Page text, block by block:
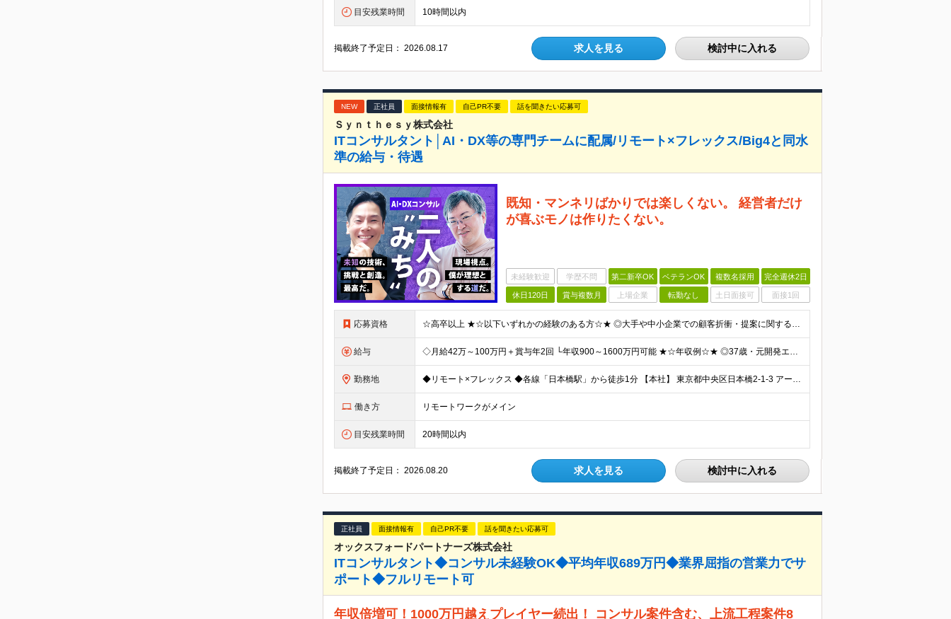
目安残業時間 10時間以内
掲載終了予定日：2026.08.17 求人を見る 検討中に入れる
NEW 正社員 面接情報有 自己PR不要 話を聞きたい応募可
Ｓｙｎｔｈｅｓｙ株式会社
ITコンサルタント│AI・DX等の専門チームに配属/リモート×フレックス/Big4と同水
準の給与・待遇
既知・マンネリばかりでは楽しくない。 経営者だけ
が喜ぶモノは作りたくない。
未経験歓迎 学歴不問 第二新卒OK ベテランOK 複数名採用 完全週休2日
休日120日 賞与複数月 上場企業 転勤なし 土日面接可 面接1回
応募資格 ☆高卒以上 ★☆以下いずれかの経験のある方☆★ ◎大手や中小企業での顧客折衝・提案に関する経験 ◎SIerや事業会社における上流工程（顧客折衝・提案等）の経験 ◎PL・PMの実務経験 ◎コンサルティ
給与 ◇月給42万～100万円＋賞与年2回 └年収900～1600万円可能 ★☆年収例☆★ ◎37歳・元開発エンジニア └年収900万（2年後に年収150万UP実績） ◎40歳・元SierのPM └年収1
勤務地 ◆リモート×フレックス ◆各線「日本橋駅」から徒歩1分 【本社】 東京都中央区日本橋2-1-3 アーバンネット日本橋二丁目ビル6階 ※変更の範囲：上記を除く当社関連勤務地
働き方 リモートワークがメイン
目安残業時間 20時間以内
掲載終了予定日：2026.08.20 求人を見る 検討中に入れる
正社員 面接情報有 自己PR不要 話を聞きたい応募可
オックスフォードパートナーズ株式会社
ITコンサルタント◆コンサル未経験OK◆平均年収689万円◆業界屈指の営業力でサ
ポート◆フルリモート可
年収倍増可！1000万円越えプレイヤー続出！ コンサル案件含む、上流工程案件8